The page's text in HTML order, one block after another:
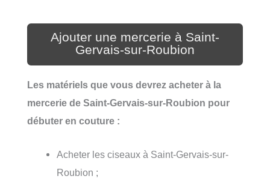
Ajouter une mercerie à Saint-
Gervais-sur-Roubion
Les matériels que vous devrez acheter à la
mercerie de Saint-Gervais-sur-Roubion pour
débuter en couture :
Acheter les ciseaux à Saint-Gervais-sur-
Roubion ;